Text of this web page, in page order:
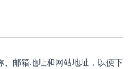
邮箱地址和网站地址，以便下